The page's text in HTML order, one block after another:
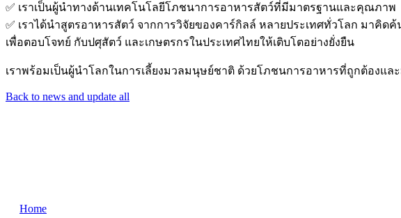
✅ เราเป็นผู้นำทางด้านเทคโนโลยีโภชนาการอาหารสัตว์ที่มีมาตรฐานและคุณภาพ
✅ เราได้นำสูตรอาหารสัตว์ จากการวิจัยของคาร์กิลล์ หลายประเทศทั่วโลก มาคิ
เพื่อตอบโจทย์ กับปศุสัตว์ และเกษตรกรในประเทศไทยให้เติบโตอย่างยั่งยืน
เราพร้อมเป็นผู้นำโลกในการเลี้ยงมวลมนุษย์ชาติ ด้วยโภชนการอาหารที่ถูกต้องแ
Back to news and update all
Home